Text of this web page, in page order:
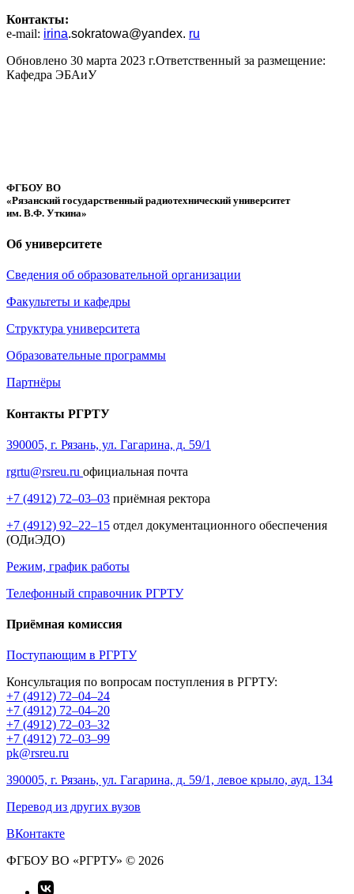
Контакты:
e-mail: irina.sokratowa@yandex. ru
Обновлено 30 марта 2023 г.Ответственный за размещение:
Кафедра ЭБАиУ
ФГБОУ ВО
«Рязанский государственный радиотехнический университет
им. В.Ф. Уткина»
Об университете
Сведения об образовательной организации
Факультеты и кафедры
Структура университета
Образовательные программы
Партнёры
Контакты РГРТУ
390005, г. Рязань, ул. Гагарина, д. 59/1
rgrtu@rsreu.ru официальная почта
+7 (4912) 72–03–03 приёмная ректора
+7 (4912) 92–22–15 отдел документационного обеспечения
(ОДиЭДО)
Режим, график работы
Телефонный справочник РГРТУ
Приёмная комиссия
Поступающим в РГРТУ
Консультация по вопросам поступления в РГРТУ:
+7 (4912) 72–04–24
+7 (4912) 72–04–20
+7 (4912) 72–03–32
+7 (4912) 72–03–99
pk@rsreu.ru
390005, г. Рязань, ул. Гагарина, д. 59/1, левое крыло, ауд. 134
Перевод из других вузов
ВКонтакте
ФГБОУ ВО «РГРТУ» © 2026